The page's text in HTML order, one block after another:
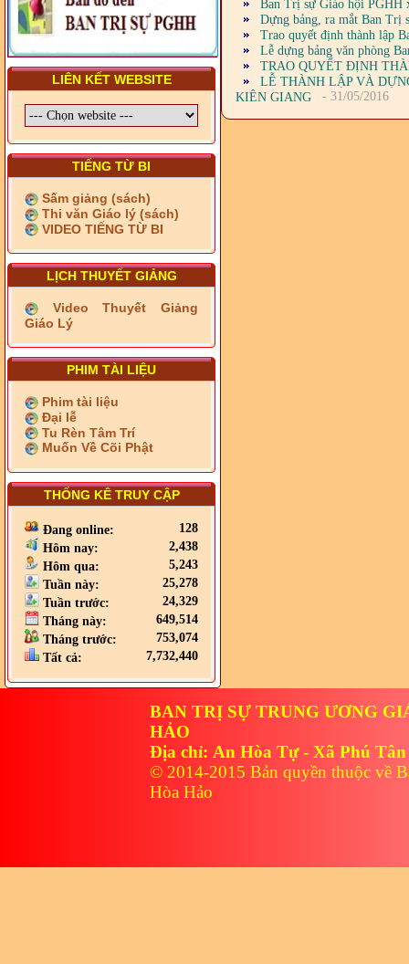
LIÊN KẾT WEBSITE
TIẾNG TỪ BI
Sấm giảng (sách)
Thi văn Giáo lý (sách)
VIDEO TIẾNG TỪ BI
LỊCH THUYẾT GIẢNG
Video Thuyết Giảng
Giáo Lý
PHIM TÀI LIỆU
Phim tài liệu
Đại lễ
Tu Rèn Tâm Trí
Muốn Về Cõi Phật
THỐNG KÊ TRUY CẬP
Đang online:
128
Hôm nay:
2,438
Hôm qua:
5,243
Tuần này:
25,278
Tuần trước:
24,329
Tháng này:
649,514
Tháng trước:
753,074
Tất cả:
7,732,440
Ban Trị sự Giáo hội PGHH
Dựng bảng, ra mắt Ban Trị
Trao quyết định thành lập
Lễ dựng bảng văn phòng
TRAO QUYẾT ĐỊNH
LỄ THÀNH LẬP VÀ
KIÊN GIANG
- 31/05/2016
BAN TRỊ SỰ TRUNG ƯƠNG
HẢO
Địa chỉ: An Hòa Tự - Xã Phú
© 2014-2015 Bản quyền thuộc về
Hòa Hảo